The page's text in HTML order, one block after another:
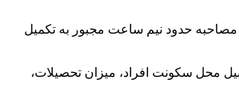
حدود نیم ساعت مجبور به تکمیل
محل سکونت افراد، میزان تحصیلات،